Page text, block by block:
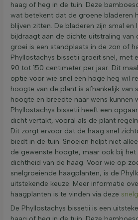
haag of heg in de tuin. Deze
wat betekent dat de groene bladeren
blijven zitten. De bladeren zijn smal
bijdraagt aan de dichte uitstraling van
groei is een standplaats in de zon of
Phyllostachys bissetii groeit snel, met
90 tot 150 centimeter per jaar. Dit
optie voor wie snel een hoge heg wil
hoogte van de plant is afhankelijk van
hoogte en breedte naar wens kunnen
Phyllostachys bissetii heeft een
dicht vertakt, vooral als de plant
Dit zorgt ervoor dat de haag snel
biedt in de tuin. Snoeien helpt niet
de gewenste hoogte, maar ook bij het
dichtheid van de haag. Voor wie op
snelgroeiende haagplanten, is de
uitstekende keuze. Meer informatie
haagplanten is te vinden via deze
De Phyllostachys bissetii is een